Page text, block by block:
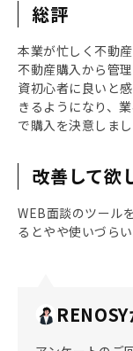
総評
本業が忙しく不動
不動産購入から管
資初心者に良いと
きるようになり、
で購入を決意しまし
改善して欲
WEB面談のツール
るとやや使いづらい